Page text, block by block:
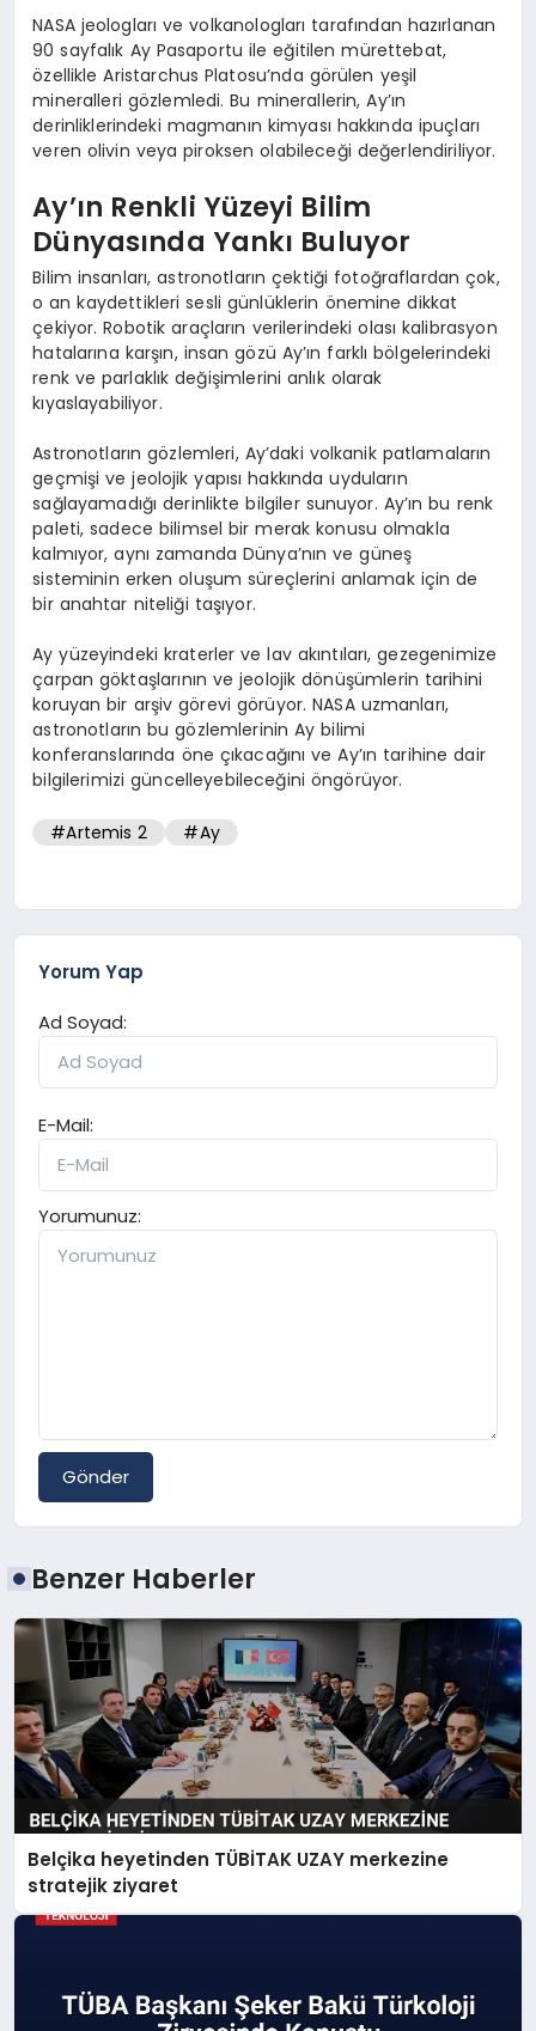
NASA jeologları ve volkanologları tarafından hazırlanan
90 sayfalık Ay Pasaportu ile eğitilen mürettebat,
özellikle Aristarchus Platosu’nda görülen yeşil
mineralleri gözlemledi. Bu minerallerin, Ay’ın
derinliklerindeki magmanın kimyası hakkında ipuçları
veren olivin veya piroksen olabileceği değerlendiriliyor.
Ay’ın Renkli Yüzeyi Bilim
Dünyasında Yankı Buluyor
Bilim insanları, astronotların çektiği fotoğraflardan çok,
o an kaydettikleri sesli günlüklerin önemine dikkat
çekiyor. Robotik araçların verilerindeki olası kalibrasyon
hatalarına karşın, insan gözü Ay’ın farklı bölgelerindeki
renk ve parlaklık değişimlerini anlık olarak
kıyaslayabiliyor.
Astronotların gözlemleri, Ay’daki volkanik patlamaların
geçmişi ve jeolojik yapısı hakkında uyduların
sağlayamadığı derinlikte bilgiler sunuyor. Ay’ın bu renk
paleti, sadece bilimsel bir merak konusu olmakla
kalmıyor, aynı zamanda Dünya’nın ve güneş
sisteminin erken oluşum süreçlerini anlamak için de
bir anahtar niteliği taşıyor.
Ay yüzeyindeki kraterler ve lav akıntıları, gezegenimize
çarpan göktaşlarının ve jeolojik dönüşümlerin tarihini
koruyan bir arşiv görevi görüyor. NASA uzmanları,
astronotların bu gözlemlerinin Ay bilimi
konferanslarında öne çıkacağını ve Ay’ın tarihine dair
bilgilerimizi güncelleyebileceğini öngörüyor.
#Artemis 2 #Ay
Yorum Yap
Ad Soyad:
E-Mail:
Yorumunuz:
Gönder
Benzer Haberler
Belçika heyetinden TÜBİTAK UZAY merkezine
stratejik ziyaret